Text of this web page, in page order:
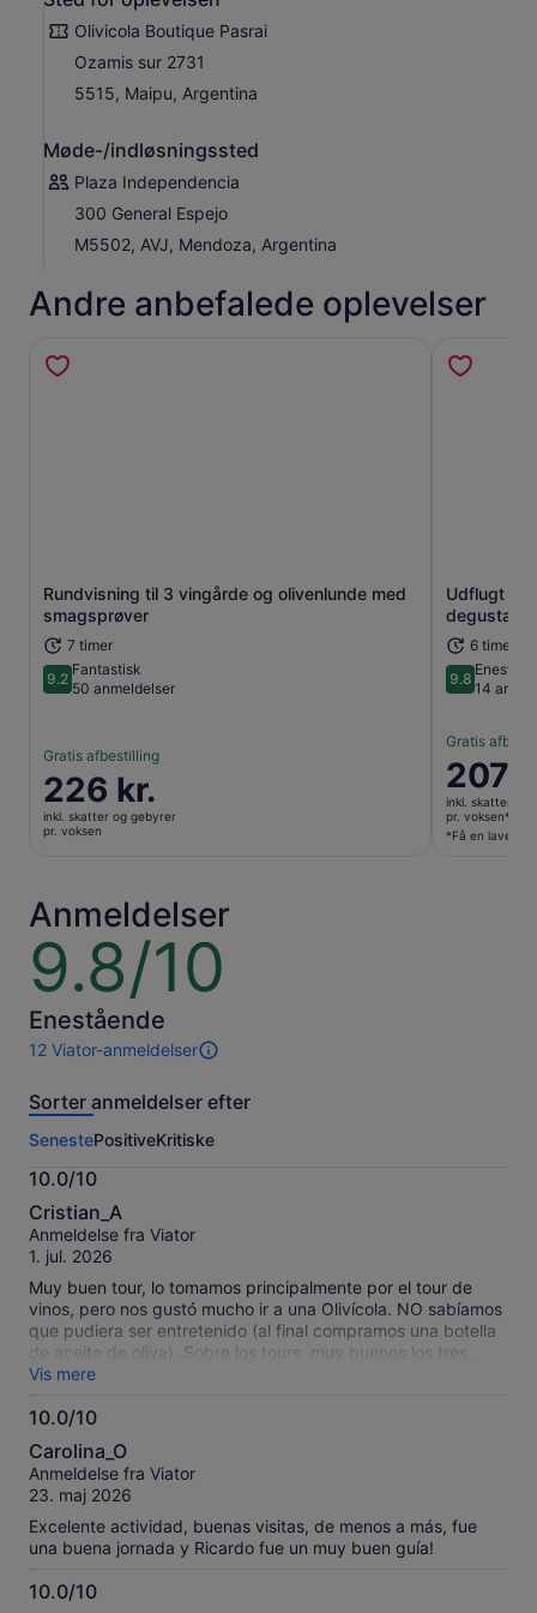
Olivicola Boutique Pasrai
Ozamis sur 2731
5515, Maipu, Argentina
Møde-/indløsningssted
Plaza Independencia
300 General Espejo
M5502, AVJ, Mendoza, Argentina
Andre anbefalede oplevelser
Rundvisning til 3 vingårde og olivenlunde med
smagsprøver
7 timer
9.29.2 ud af 10
Fantastisk
50 anmeldelser
Gratis afbestilling
Prisen
er
226 kr.
226 kr.
inkl. skatter og gebyrer
pr. voksen
Åbner i en ny fane
Udflugt af
6 timer
9.89.8 ud af
14
Gratis
Prisen
er
207 kr.
pr.
207
inkl. skatter og
pr. voksen*
*Få en lavere
Anmeldelser
9.8/10
9.8
ud
af
10
Enestående
12 Viator-anmeldelser
12
af
oplevelse.
Flere
oplysninger
om
vores
verificerede
Sorter anmeldelser efter
SenestePositiveKritiske
10.0/10
10.0
ud
af
10
Cristian_A
Anmeldelse fra Viator
1. jul. 2026
Muy buen tour, lo tomamos principalmente por el tour de
vinos, pero nos gustó mucho ir a una Olivícola. NO sabíamos
que pudiera ser entretenido (al final compramos una botella
de aceite de oliva). Sobre los tours, muy buenos los tres.
Ricos vinos y muy variados. El almuerzo de cuatro tiempos
casi no lo comimos completo, ya que es harta comida.
Nuestro guía Daniel un 7,0 nada que decir. Excelente
Vis mere
10.0/10
10.0
ud
af
Carolina_O
Anmeldelse fra Viator
23. maj 2026
Excelente actividad, buenas visitas, de menos a más, fue
una buena jornada y Ricardo fue un muy buen guía!
10.0/10